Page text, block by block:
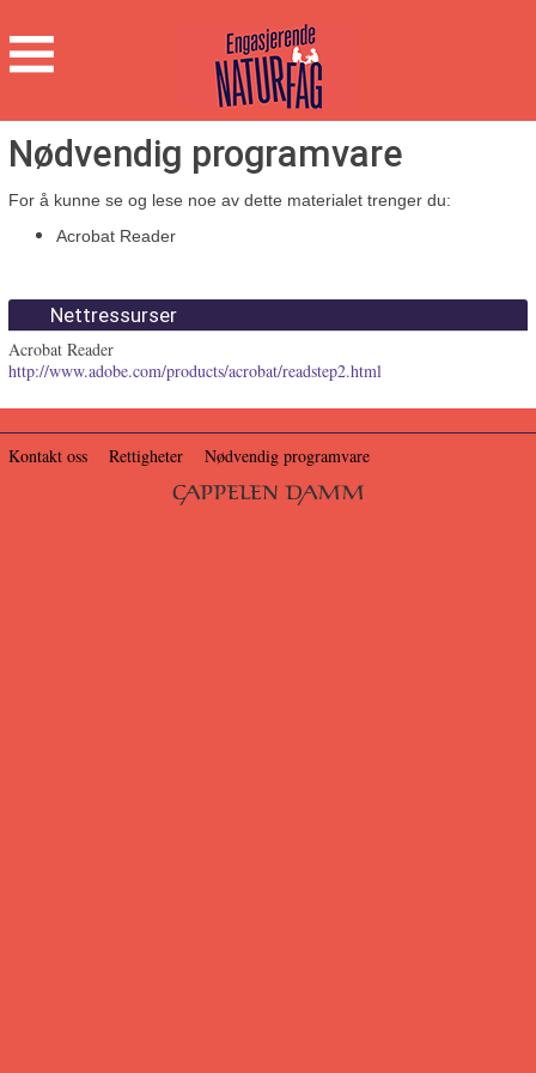
Hovedmeny
Naturfag
Nødvendig programvare
For å kunne se og lese noe av dette materialet trenger du:
Acrobat Reader
Nettressurser
Acrobat Reader
http://www.adobe.com/products/acrobat/readstep2.html
Kontakt oss Rettigheter Nødvendig programvare